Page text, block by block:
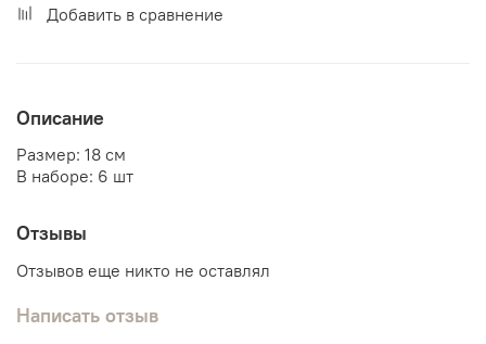
Добавить в сравнение
Описание
Размер: 18 см
В наборе: 6 шт
Отзывы
Отзывов еще никто не оставлял
Написать отзыв